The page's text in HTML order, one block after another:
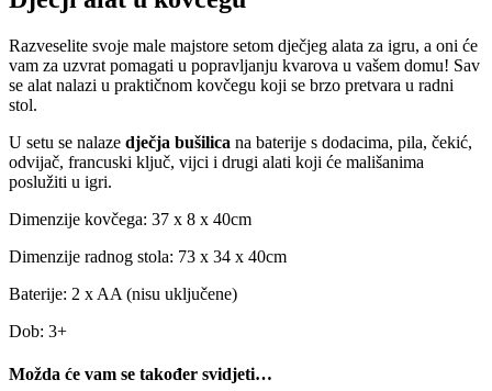
Razveselite svoje male majstore setom dječjeg alata za igru, a oni će
vam za uzvrat pomagati u popravljanju kvarova u vašem domu! Sav
se alat nalazi u praktičnom kovčegu koji se brzo pretvara u radni
stol.
U setu se nalaze dječja bušilica na baterije s dodacima, pila, čekić,
odvijač, francuski ključ, vijci i drugi alati koji će mališanima
poslužiti u igri.
Dimenzije kovčega: 37 x 8 x 40cm
Dimenzije radnog stola: 73 x 34 x 40cm
Baterije: 2 x AA (nisu uključene)
Dob: 3+
Možda će vam se također svidjeti…